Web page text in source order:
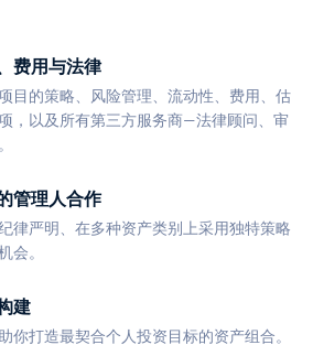
费用与法律
目的策略、风险管理、流动性、费用、估
，以及所有第三方服务商—法律顾问、审
管理人合作
律严明、在多种资产类别上采用独特策略
会。
建
你打造最契合个人投资目标的资产组合。